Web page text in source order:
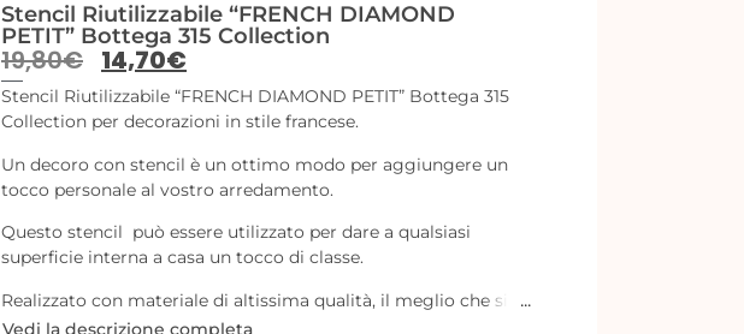
Stencil Riutilizzabile “FRENCH DIAMOND
PETIT” Bottega 315 Collection
19,80€ 14,70€
Stencil Riutilizzabile “FRENCH DIAMOND PETIT” Bottega 315
Collection per decorazioni in stile francese.
Un decoro con stencil è un ottimo modo per aggiungere un
tocco personale al vostro arredamento.
Questo stencil può essere utilizzato per dare a qualsiasi
superficie interna a casa un tocco di classe.
Realizzato con materiale di altissima qualità, il meglio che si
può ottenere da un pezzo di Mylar, ed un cutter laser